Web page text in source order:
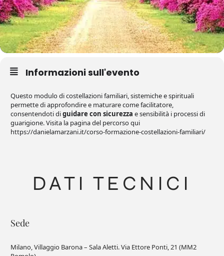
Informazioni sull'evento
Questo modulo di costellazioni familiari, sistemiche e spirituali
permette di approfondire e maturare come facilitatore,
consentendoti diguidare con sicurezza e sensibilità i processi di
guarigione. Visita la pagina del percorso qui
https://danielamarzani.it/corso-formazione-costellazioni-familiari/
DATI TECNICI
Sede
Milano, Villaggio Barona – Sala Aletti. Via Ettore Ponti, 21 (MM2